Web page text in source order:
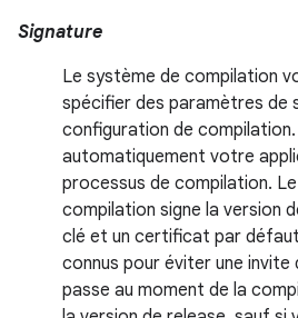
Signature
Le système de compilation
spécifier des paramètres de
configuration de
automatiquement votre
processus de compilation.
compilation signe la version
clé et un certificat par
connus pour éviter une invite
passe au moment de la